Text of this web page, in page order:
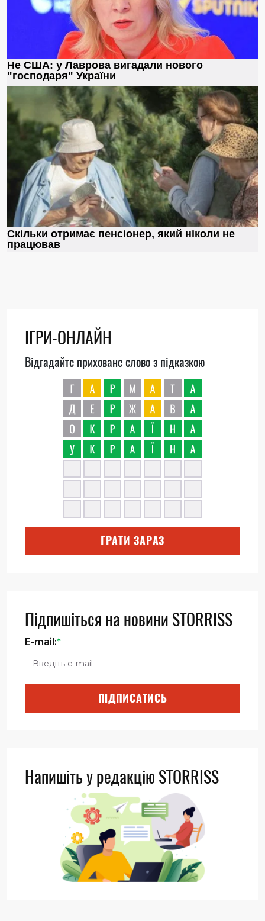
ІГРИ-ОНЛАЙН
Відгадайте приховане слово з підказкою
ГРАТИ ЗАРАЗ
Підпишіться на новини STORRISS
E-mail:*
ПІДПИСАТИСЬ
Напишіть у редакцію STORRISS